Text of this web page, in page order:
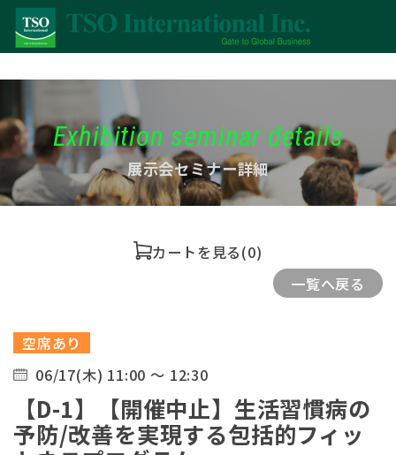
Exhibition seminar details
展示会セミナー詳細
カートを見る(0)
一覧へ戻る
空席あり
06/17(木) 11:00 ～ 12:30
【D-1】【開催中止】生活習慣病の
予防/改善を実現する包括的フィッ